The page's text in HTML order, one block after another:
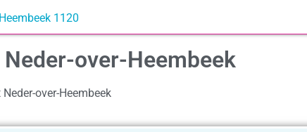
1120
over-Heembeek
over-Heembeek